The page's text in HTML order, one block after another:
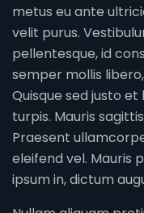
metus eu ante
velit purus.
pellentesque, id
semper mollis
Quisque sed justo
turpis. Mauris
Praesent
eleifend vel. Mauris
ipsum in, dictum